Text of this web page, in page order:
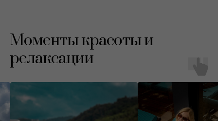
Моменты красоты и
релаксации